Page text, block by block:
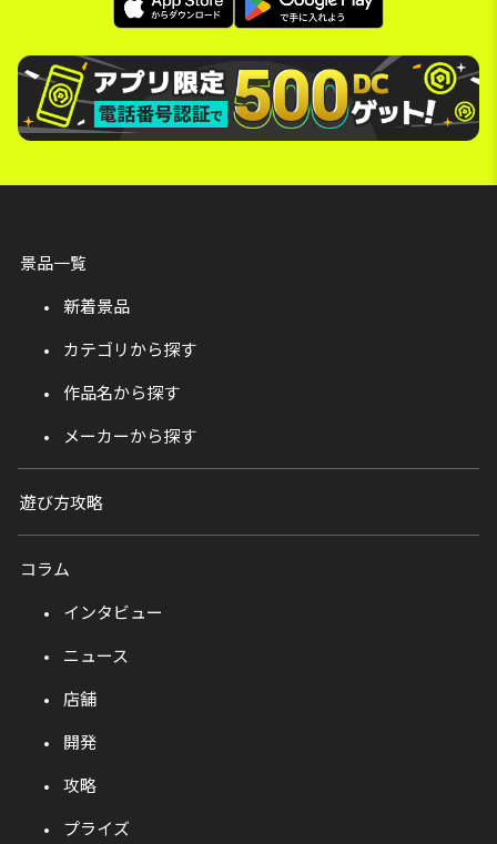
景品一覧
新着景品
カテゴリから探す
作品名から探す
メーカーから探す
遊び方攻略
コラム
インタビュー
ニュース
店舗
開発
攻略
プライズ